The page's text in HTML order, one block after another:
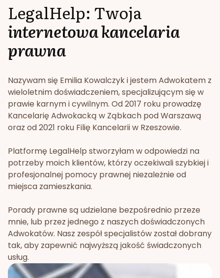
LegalHelp: Twoja
internetowa kancelaria
prawna
Nazywam się Emilia Kowalczyk i jestem Adwokatem z
wieloletnim doświadczeniem, specjalizującym się w
prawie karnym i cywilnym. Od 2017 roku prowadzę
Kancelarię Adwokacką w Ząbkach pod Warszawą
oraz od 2021 roku Filię Kancelarii w Rzeszowie.
Platformę LegalHelp stworzyłam w odpowiedzi na
potrzeby moich klientów, którzy oczekiwali szybkiej i
profesjonalnej pomocy prawnej niezależnie od
miejsca zamieszkania.
Porady prawne są udzielane bezpośrednio przeze
mnie, lub przez jednego z naszych doświadczonych
Adwokatów. Nasz zespół specjalistów został dobrany
tak, aby zapewnić najwyższą jakość świadczonych
usług.